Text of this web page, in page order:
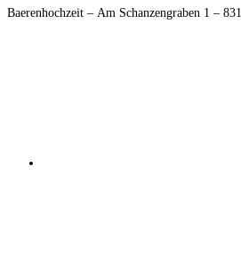
Footer
Baerenhochzeit – Am Schanzengraben 1 –